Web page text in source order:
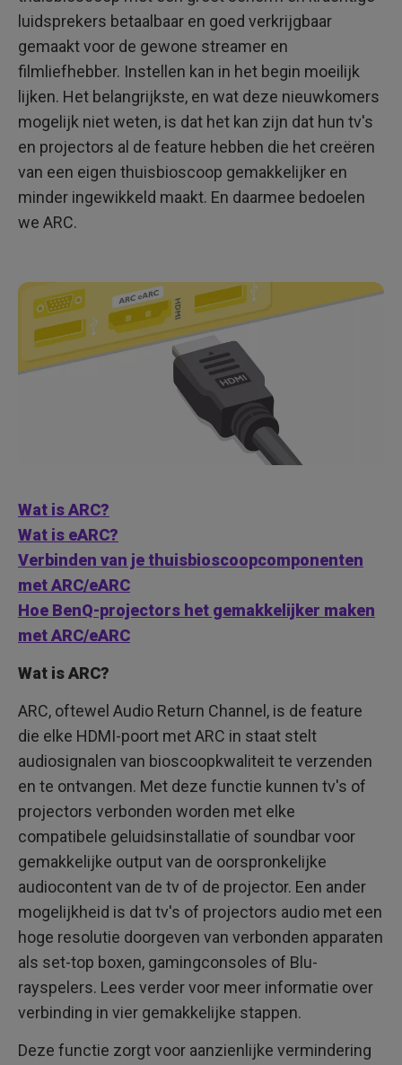
luidsprekers betaalbaar en goed verkrijgbaar
gemaakt voor de gewone streamer en
filmliefhebber. Instellen kan in het begin moeilijk
lijken. Het belangrijkste, en wat deze nieuwkomers
mogelijk niet weten, is dat het kan zijn dat hun tv's
en projectors al de feature hebben die het creëren
van een eigen thuisbioscoop gemakkelijker en
minder ingewikkeld maakt. En daarmee bedoelen
we ARC.
Wat is ARC?
Wat is eARC?
Verbinden van je thuisbioscoopcomponenten
met ARC/eARC
Hoe BenQ-projectors het gemakkelijker maken
met ARC/eARC
Wat is ARC?
ARC, oftewel Audio Return Channel, is de feature
die elke HDMI-poort met ARC in staat stelt
audiosignalen van bioscoopkwaliteit te verzenden
en te ontvangen. Met deze functie kunnen tv's of
projectors verbonden worden met elke
compatibele geluidsinstallatie of soundbar voor
gemakkelijke output van de oorspronkelijke
audiocontent van de tv of de projector. Een ander
mogelijkheid is dat tv's of projectors audio met een
hoge resolutie doorgeven van verbonden apparaten
als set-top boxen, gamingconsoles of Blu-
rayspelers. Lees verder voor meer informatie over
verbinding in vier gemakkelijke stappen.
Deze functie zorgt voor aanzienlijke vermindering